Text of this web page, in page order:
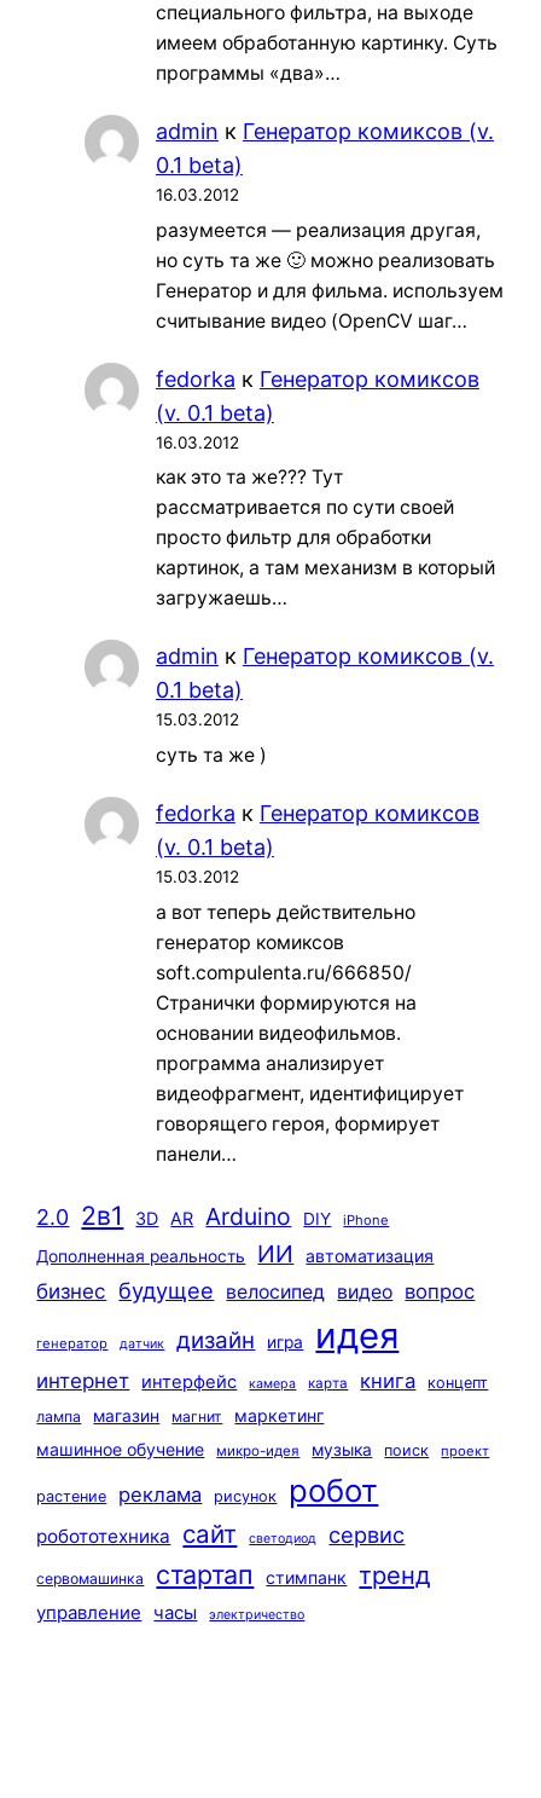
специального фильтра, на выходе
имеем обработанную картинку. Суть
программы «два»…
admin к Генератор комиксов (v.
0.1 beta)
16.03.2012
разумеется — реализация другая,
но суть та же 🙂 можно реализовать
Генератор и для фильма. используем
считывание видео (OpenCV шаг…
fedorka к Генератор комиксов
(v. 0.1 beta)
16.03.2012
как это та же??? Тут
рассматривается по сути своей
просто фильтр для обработки
картинок, а там механизм в который
загружаешь…
admin к Генератор комиксов (v.
0.1 beta)
15.03.2012
суть та же )
fedorka к Генератор комиксов
(v. 0.1 beta)
15.03.2012
а вот теперь действительно
генератор комиксов
soft.compulenta.ru/666850/
Странички формируются на
основании видеофильмов.
программа анализирует
видеофрагмент, идентифицирует
говорящего героя, формирует
панели…
2.0 2в1 3D AR Arduino DIY iPhone
Дополненная реальность ИИ автоматизация
бизнес будущее велосипед видео вопрос
генератор датчик дизайн игра идея
интернет интерфейс камера карта книга
концепт
лампа
магазин магнит
маркетинг
машинное обучение
микро-идея музыка поиск проект
растение реклама рисунок робот
робототехника сайт светодиод сервис
сервомашинка стартап стимпанк тренд
управление часы электричество